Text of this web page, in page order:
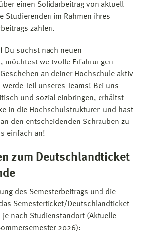
einen Solidarbeitrag von aktuell
Studierenden im Rahmen ihres
zahlen.
Du suchst nach neuen
möchtest wertvolle Erfahrungen
an deiner Hochschule aktiv
Teil unseres Teams! Bei uns
und sozial einbringen, erhältst
in die Hochschulstrukturen und hast
den entscheidenden Schrauben zu
einfach an!
zum Deutschlandticket
des Semesterbeitrags und die
Semesterticket/Deutschlandticket
je nach Studienstandort (Aktuelle
2026):